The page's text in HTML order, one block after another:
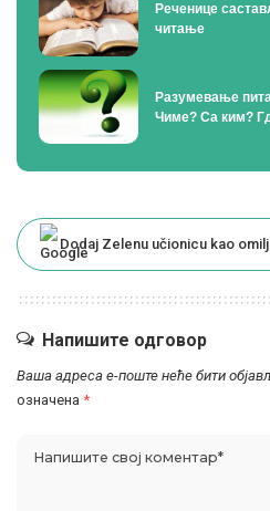
Реченице
читање
Разумевање
Чиме? Са ким?
Dodaj Zelenu učionicu kao
Напишите одговор
Ваша адреса е-поште неће бити
означена *